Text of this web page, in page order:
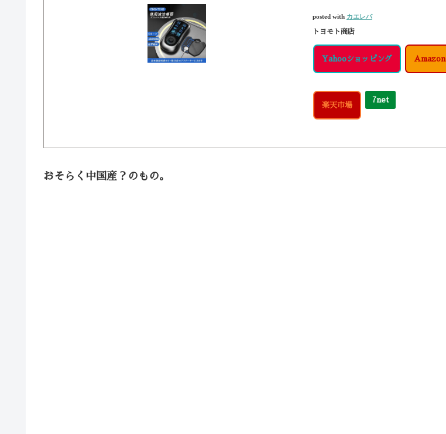
posted with カエレバ
トヨモト商店
Yahooショッピング Amazon
楽天市場
7net
おそらく中国産？のもの。